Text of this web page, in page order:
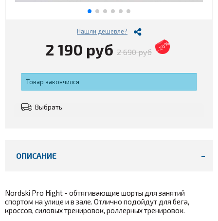
Нашли дешевле?
2 190 руб 2 690 руб - 20%
Товар закончился
Выбрать
ОПИСАНИЕ
Nordski Pro Hight - обтягивающие шорты для занятий
спортом на улице и в зале. Отлично подойдут для бега,
кроссов, силовых тренировок, роллерных тренировок.